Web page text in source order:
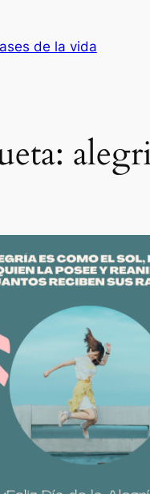
de la vida